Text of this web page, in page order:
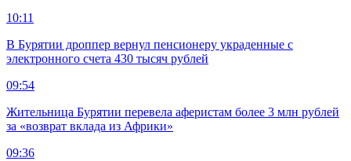
10:11
В Бурятии дроппер вернул пенсионеру украденные с
электронного счета 430 тысяч рублей
09:54
Жительница Бурятии перевела аферистам более 3 млн рублей
за «возврат вклада из Африки»
09:36